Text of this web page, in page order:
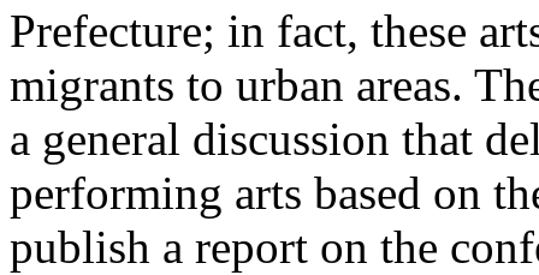
Prefecture; in fact, these
migrants to urban areas.
a general discussion that
performing arts based on
publish a report on the